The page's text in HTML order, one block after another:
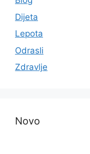
Dijeta
Lepota
Odrasli
Zdravlje
Novo